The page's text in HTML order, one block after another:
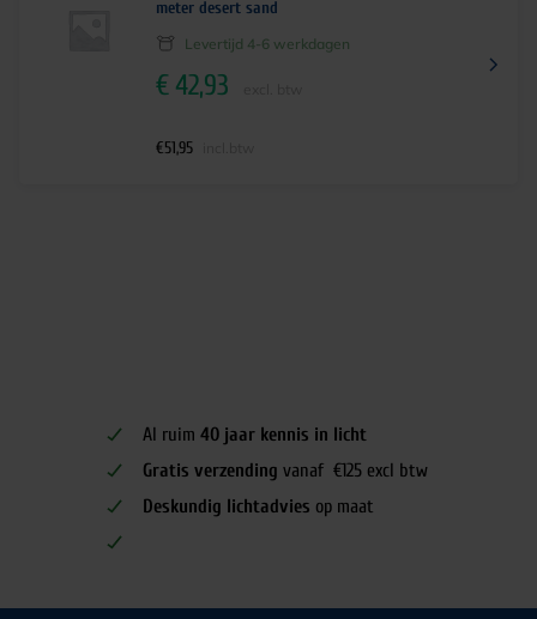
meter desert sand
Levertijd 4-6 werkdagen
€ 42,93
€51,95
Al ruim 40 jaar kennis in licht
Gratis verzending vanaf €125 excl btw
Deskundig lichtadvies op maat